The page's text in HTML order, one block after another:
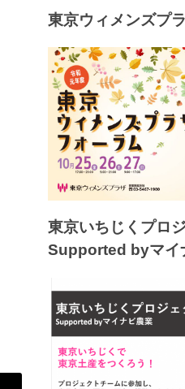
東京ウィメンズプ
東京いちじくプロ
Supported byマイ